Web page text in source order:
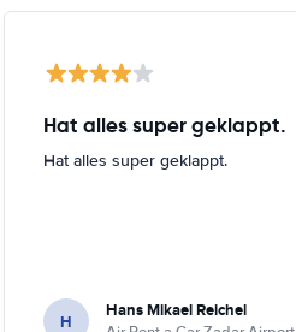
Hat alles super geklappt.
Hat alles super geklappt.
H Hans Mikael Reichel